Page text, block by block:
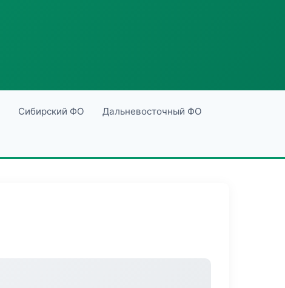
Сибирский ФО Дальневосточный ФО